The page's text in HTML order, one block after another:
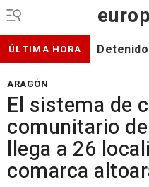
ÚLTIMA HORA
ARAGÓN
El sistema de
comunitario
llega a 26
comarca